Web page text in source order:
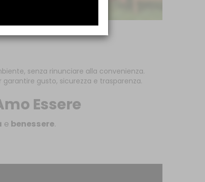
senza rinunciare alla convenienza.
gusto, sicurezza e trasparenza.
Essere
e benessere.